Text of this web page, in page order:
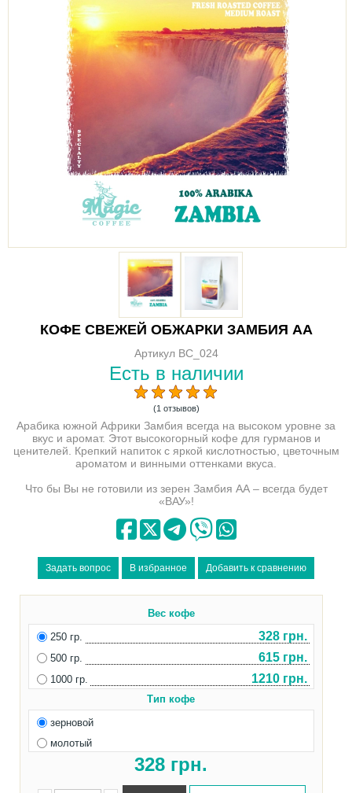
КОФЕ СВЕЖЕЙ ОБЖАРКИ ЗАМБИЯ АА
Артикул BC_024
Есть в наличии
(1 отзывов)
Арабика южной Африки Замбия всегда на высоком уровне за
вкус и аромат. Этот высокогорный кофе для гурманов и
ценителей. Крепкий напиток с яркой кислотностью, цветочным
ароматом и винными оттенками вкуса.
Что бы Вы не готовили из зерен Замбия АА – всегда будет
«ВАУ»!
Вес кофе
250 гр.
328 грн.
500 гр. 615 грн.
1000 гр. 1210 грн.
Тип кофе
зерновой
молотый
328 грн.